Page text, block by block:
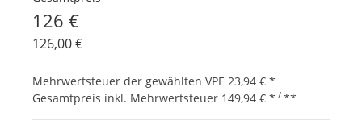
126 €
126,00 €
Mehrwertsteuer der gewählten VPE 23,94 € *
Gesamtpreis inkl. Mehrwertsteuer 149,94 € * / **